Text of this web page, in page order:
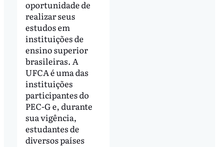
oportunidade de
realizar seus
estudos em
instituições de
ensino superior
brasileiras. A
UFCA é uma das
instituições
participantes do
PEC-G e, durante
sua vigência,
estudantes de
diversos países